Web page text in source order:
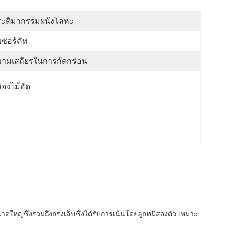
ติมากรรมผนังโลหะ
ซอร์คัท
ามเสถียรในการกัดกร่อน
องไม้อัด
ใหญ่ซึ่งรวมถึงกรงเล็บซึ่งได้รับการเน้นโดยลูกหมีสองตัว เหมาะ